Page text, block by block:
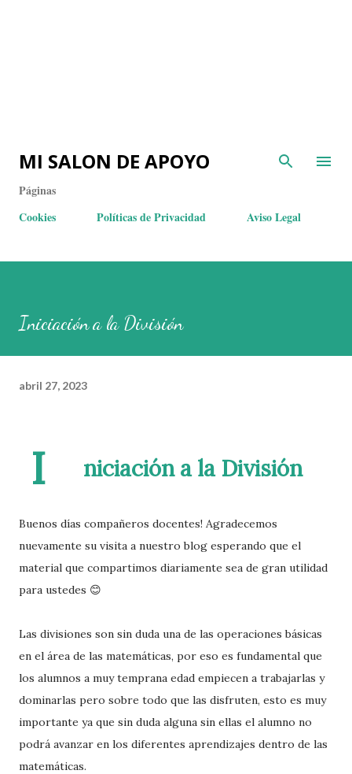
MI SALON DE APOYO
Páginas
Cookies
Políticas de Privacidad Aviso Legal
Iniciación a la División
abril 27, 2023
I niciación a la División
Buenos días compañeros docentes! Agradecemos
nuevamente su visita a nuestro blog esperando que el
material que compartimos diariamente sea de gran utilidad
para ustedes 😊
Las divisiones son sin duda una de las operaciones básicas
en el área de las matemáticas, por eso es fundamental que
los alumnos a muy temprana edad empiecen a trabajarlas y
dominarlas pero sobre todo que las disfruten, esto es muy
importante ya que sin duda alguna sin ellas el alumno no
podrá avanzar en los diferentes aprendizajes dentro de las
matemáticas.